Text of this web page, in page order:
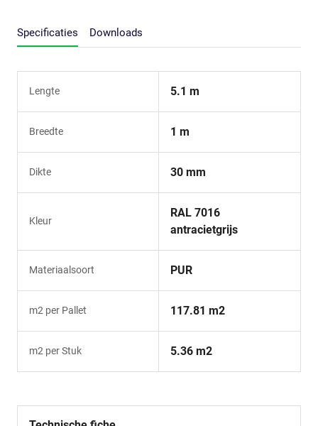
Specificaties Downloads
Lengte 5.1 m
Breedte 1 m
Dikte 30 mm
Kleur
RAL 7016
antracietgrijs
Materiaalsoort PUR
m2 per Pallet 117.81 m2
m2 per Stuk 5.36 m2